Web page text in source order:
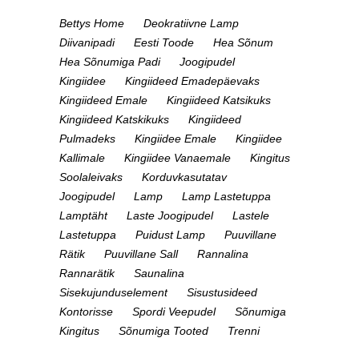
Bettys Home
Deokratiivne Lamp
Diivanipadi
Eesti Toode
Hea Sõnum
Hea Sõnumiga Padi
Joogipudel
Kingiidee
Kingiideed Emadepäevaks
Kingiideed Emale
Kingiideed Katsikuks
Kingiideed Katskikuks
Kingiideed
Pulmadeks
Kingiidee Emale
Kingiidee
Kallimale
Kingiidee Vanaemale
Kingitus
Soolaleivaks
Korduvkasutatav
Joogipudel
Lamp
Lamp Lastetuppa
Lamptäht
Laste Joogipudel
Lastele
Lastetuppa
Puidust Lamp
Puuvillane
Rätik
Puuvillane Sall
Rannalina
Rannarätik
Saunalina
Sisekujunduselement
Sisustusideed
Kontorisse
Spordi Veepudel
Sõnumiga
Kingitus
Sõnumiga Tooted
Trenni